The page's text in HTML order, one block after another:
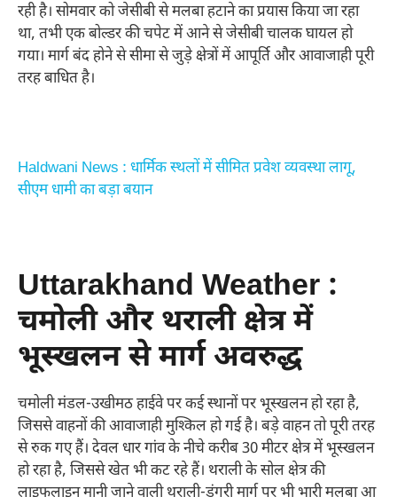
रही है। सोमवार को जेसीबी से मलबा हटाने का प्रयास किया जा रहा
था, तभी एक बोल्डर की चपेट में आने से जेसीबी चालक घायल हो
गया। मार्ग बंद होने से सीमा से जुड़े क्षेत्रों में आपूर्ति और आवाजाही पूरी
तरह बाधित है।
Haldwani News : धार्मिक स्थलों में सीमित प्रवेश व्यवस्था लागू,
सीएम धामी का बड़ा बयान
Uttarakhand Weather :
चमोली और थराली क्षेत्र में
भूस्खलन से मार्ग अवरुद्ध
चमोली मंडल-उखीमठ हाईवे पर कई स्थानों पर भूस्खलन हो रहा है,
जिससे वाहनों की आवाजाही मुश्किल हो गई है। बड़े वाहन तो पूरी तरह
से रुक गए हैं। देवल धार गांव के नीचे करीब 30 मीटर क्षेत्र में भूस्खलन
हो रहा है, जिससे खेत भी कट रहे हैं। थराली के सोल क्षेत्र की